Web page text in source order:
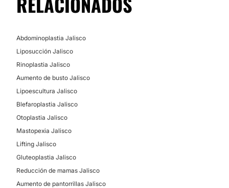
TRATAMIENTOS DE BELLEZA
Peeling
Abdominoplastia Jalisco
Liposucción Jalisco
Rinoplastia Jalisco
Aumento de busto Jalisco
Lipoescultura Jalisco
Blefaroplastia Jalisco
Otoplastia Jalisco
Mastopexia Jalisco
Lifting Jalisco
Gluteoplastia Jalisco
Reducción de mamas Jalisco
Aumento de pantorrillas Jalisco